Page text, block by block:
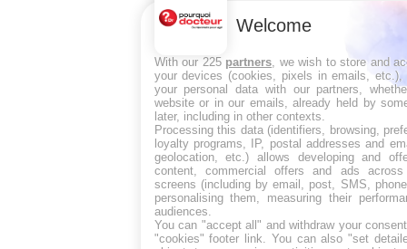
Welcome
With our 225 partners , we wish to store and
your devices (cookies, pixels in emails, etc.),
your personal data with our partners,
website or in our emails, already held by
later, including in other contexts.
Processing this data (identifiers, browsing,
loyalty programs, IP, postal addresses and
geolocation, etc.) allows developing and
content, commercial offers and ads
screens (including by email, post, SMS,
personalising them, measuring their
audiences.
You can "accept all" and withdraw your
"cookies" footer link . You can also "set